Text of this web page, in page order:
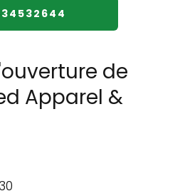
de
Apparel &